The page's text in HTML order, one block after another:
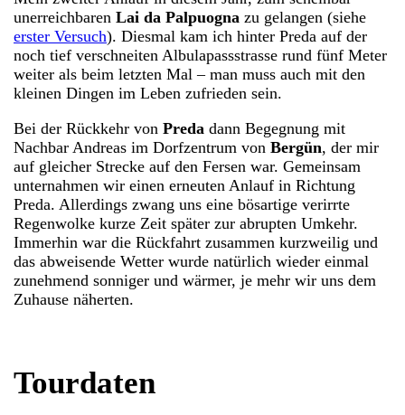
unerreichbarenLai da Palpuogna zu gelangen (siehe
erster Versuch). Diesmal kam ich hinter Preda auf der
noch tief verschneiten Albulapassstrasse rund fünf Meter
weiter als beim letzten Mal – man muss auch mit den
kleinen Dingen im Leben zufrieden sein.
Bei der Rückkehr vonPreda dann Begegnung mit
Nachbar Andreas im Dorfzentrum vonBergün, der mir
auf gleicher Strecke auf den Fersen war. Gemeinsam
unternahmen wir einen erneuten Anlauf in Richtung
Preda. Allerdings zwang uns eine bösartige verirrte
Regenwolke kurze Zeit später zur abrupten Umkehr.
Immerhin war die Rückfahrt zusammen kurzweilig und
das abweisende Wetter wurde natürlich wieder einmal
zunehmend sonniger und wärmer, je mehr wir uns dem
Zuhause näherten.
Tourdaten